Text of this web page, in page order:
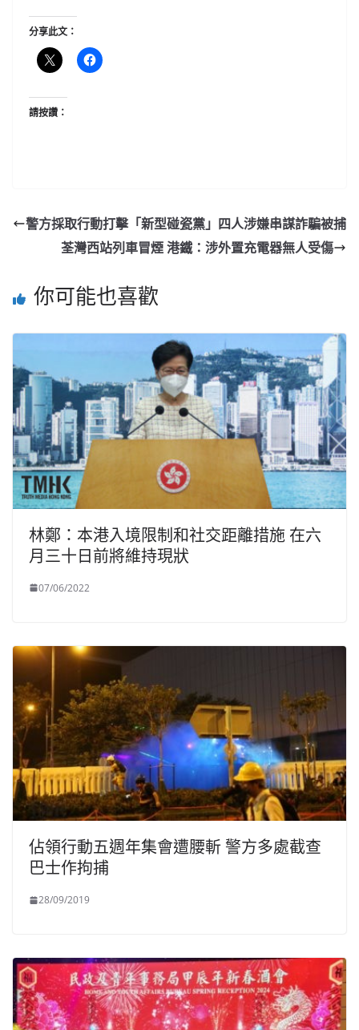
分享此文：
請按讚：
警方採取行動打擊「新型碰瓷黨」四人涉嫌串謀詐騙被捕
荃灣西站列車冒煙 港鐵：涉外置充電器無人受傷
你可能也喜歡
林鄭：本港入境限制和社交距離措施 在六
月三十日前將維持現狀
07/06/2022
佔領行動五週年集會遭腰斬 警方多處截查
巴士作拘捕
28/09/2019